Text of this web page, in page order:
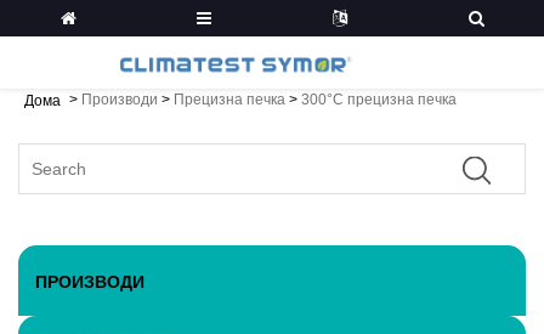
Дома > Производи > Прецизна печка > 300°C прецизна печка
ПРОИЗВОДИ